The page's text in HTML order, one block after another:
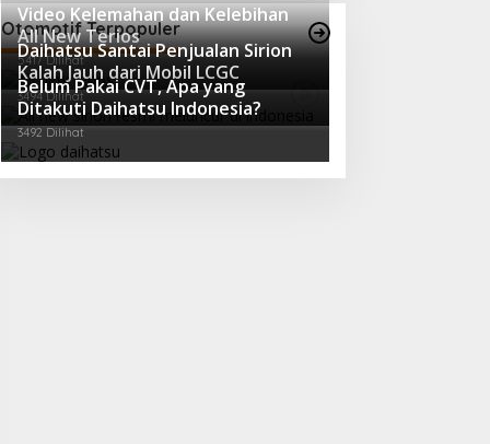
Otomotif Terpopuler
Video Kelemahan dan Kelebihan
All New Terios
5417 Dilihat
Daihatsu Santai Penjualan Sirion
Kalah Jauh dari Mobil LCGC
3494 Dilihat
Belum Pakai CVT, Apa yang
Ditakuti Daihatsu Indonesia?
3492 Dilihat